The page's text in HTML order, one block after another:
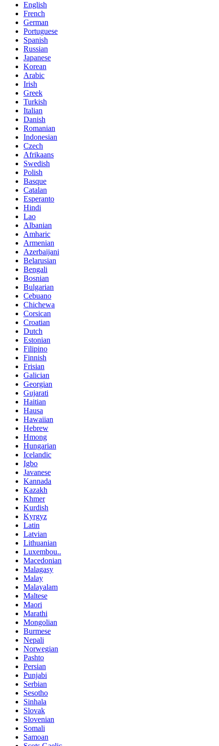
English
French
German
Portuguese
Spanish
Russian
Japanese
Korean
Arabic
Irish
Greek
Turkish
Italian
Danish
Romanian
Indonesian
Czech
Afrikaans
Swedish
Polish
Basque
Catalan
Esperanto
Hindi
Lao
Albanian
Amharic
Armenian
Azerbaijani
Belarusian
Bengali
Bosnian
Bulgarian
Cebuano
Chichewa
Corsican
Croatian
Dutch
Estonian
Filipino
Finnish
Frisian
Galician
Georgian
Gujarati
Haitian
Hausa
Hawaiian
Hebrew
Hmong
Hungarian
Icelandic
Igbo
Javanese
Kannada
Kazakh
Khmer
Kurdish
Kyrgyz
Latin
Latvian
Lithuanian
Luxembou..
Macedonian
Malagasy
Malay
Malayalam
Maltese
Maori
Marathi
Mongolian
Burmese
Nepali
Norwegian
Pashto
Persian
Punjabi
Serbian
Sesotho
Sinhala
Slovak
Slovenian
Somali
Samoan